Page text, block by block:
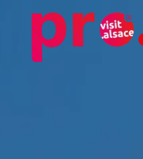
Skip to main content